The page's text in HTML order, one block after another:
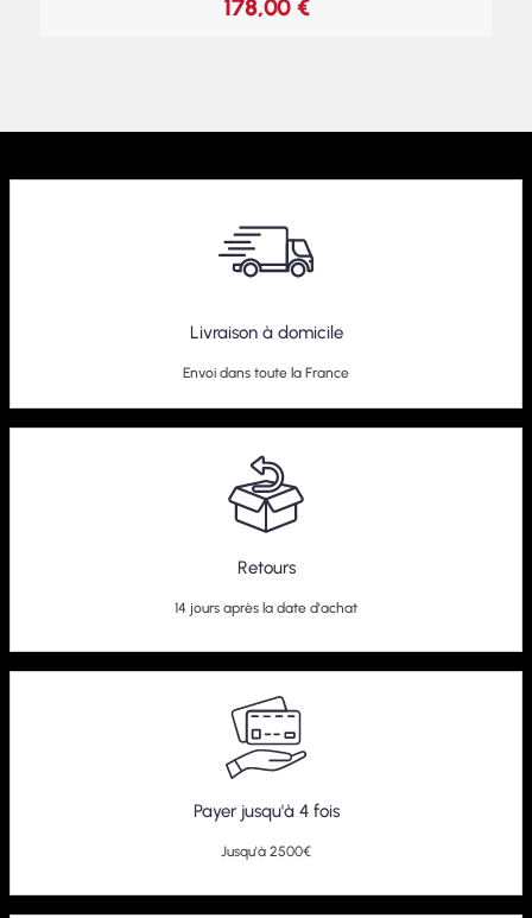
178,00 €
Livraison à domicile
Envoi dans toute la France
Retours
14 jours après la date d'achat
Payer jusqu'à 4 fois
Jusqu'à 2500€